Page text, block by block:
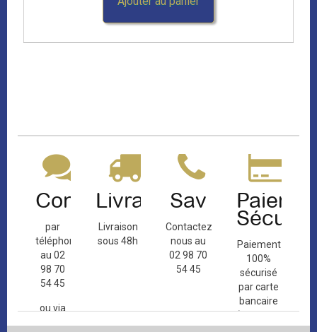
Contact
par
téléphone
au 02
98 70
54 45
ou via
Livraison
Livraison
sous 48h
Sav
Contactez-
nous au
02 98 70
54 45
Paiement
100%
sécurisé
par carte
bancaire
(Mastercard,
Visa, ...) et